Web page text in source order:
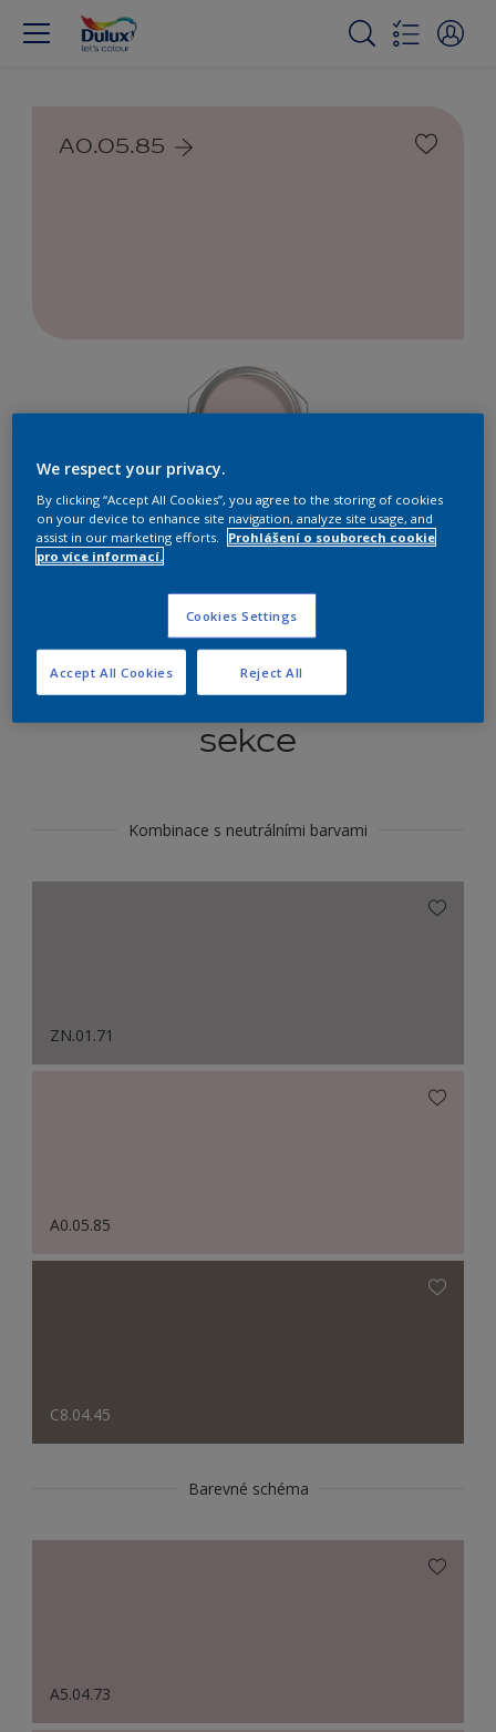
A0.05.85
Najít výrobek v tomto odstínu
Koordinovat barevné
sekce
Kombinace s neutrálními barvami
ZN.01.71
A0.05.85
C8.04.45
Barevné schéma
A5.04.73
We respect your privacy.
By clicking “Accept All Cookies”, you agree to the storing of cookies
on your device to enhance site navigation, analyze site usage, and
assist in our marketing efforts.
Prohlášení o souborech cookie
pro více informací.
Cookies Settings
Reject All
Accept All Cookies